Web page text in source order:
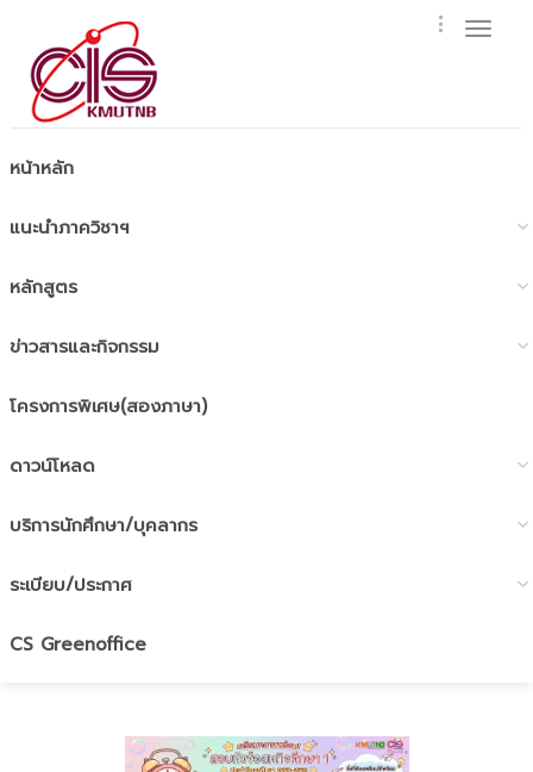
หน้าหลัก
แนะนำภาควิชาฯ
หลักสูตร
ข่าวสารและกิจกรรม
โครงการพิเศษ(สองภาษา)
ดาวน์โหลด
บริการนักศึกษา/บุคลากร
ระเบียบ/ประกาศ
CS Greenoffice